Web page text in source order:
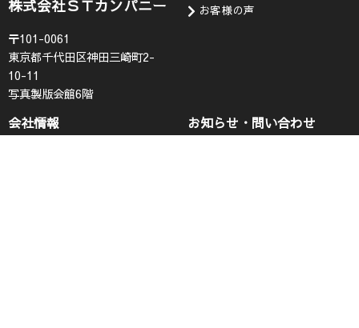
株式会社ＳＴカンパニー
〒101-0061
東京都千代田区神田三崎町2-
10-11
写真製版会館6階
お客様の声
会社情報 お知らせ・問い合わせ